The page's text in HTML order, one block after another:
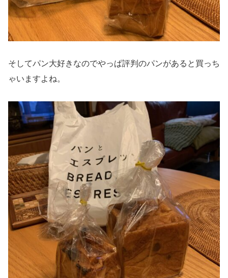
そしてパン大好きなのでやっぱ評判のパンがあると買っち
ゃいますよね。